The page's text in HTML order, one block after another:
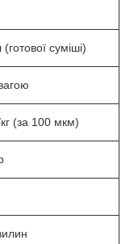
(готової суміші)
(за 100 мкм)